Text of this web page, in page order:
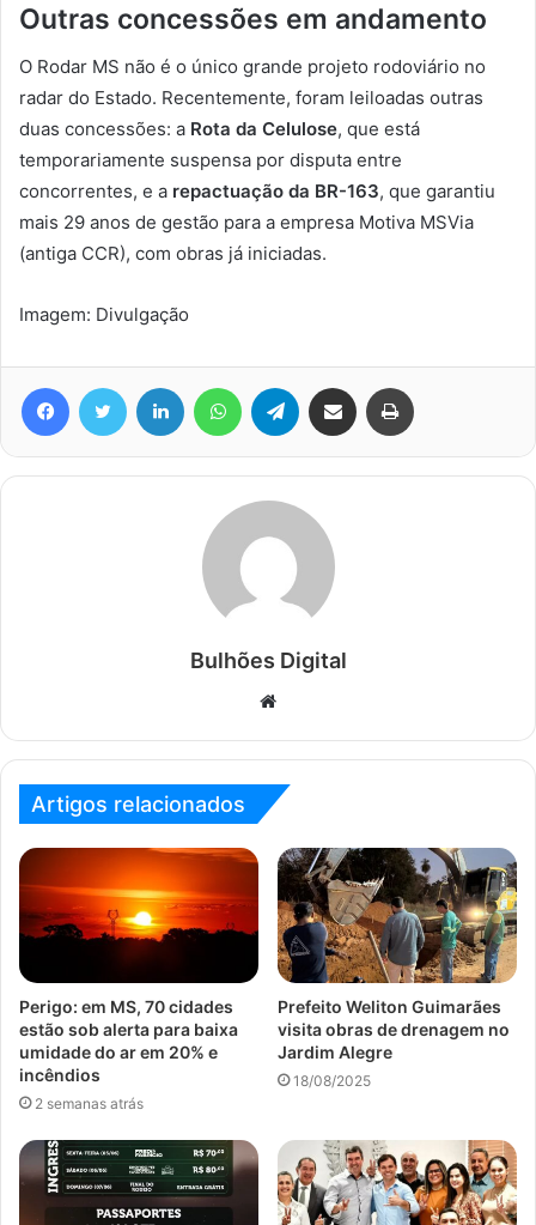
Outras concessões em andamento
O Rodar MS não é o único grande projeto rodoviário no
radar do Estado. Recentemente, foram leiloadas outras
duas concessões: a Rota da Celulose, que está
temporariamente suspensa por disputa entre
concorrentes, e a repactuação da BR-163, que garantiu
mais 29 anos de gestão para a empresa Motiva MSVia
(antiga CCR), com obras já iniciadas.
Imagem: Divulgação
FacebookTwitter Linkedin WhatsAppTelegram Compartilhar via e-mail
Bulhões Digital
Website
Artigos relacionados
Perigo: em MS, 70 cidades
estão sob alerta para baixa
umidade do ar em 20% e
incêndios
2 semanas atrás
Prefeito Weliton Guimarães
visita obras de drenagem no
Jardim Alegre
18/08/2025